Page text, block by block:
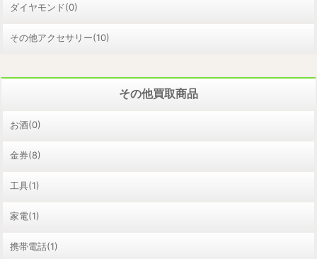
ダイヤモンド(0)
その他アクセサリー(10)
その他買取商品
お酒(0)
金券(8)
工具(1)
家電(1)
携帯電話(1)